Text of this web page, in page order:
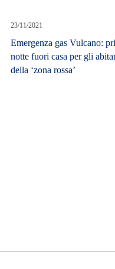
23/11/2021
Emergenza gas Vulcano:
notte fuori casa per gli
della ‘zona rossa’